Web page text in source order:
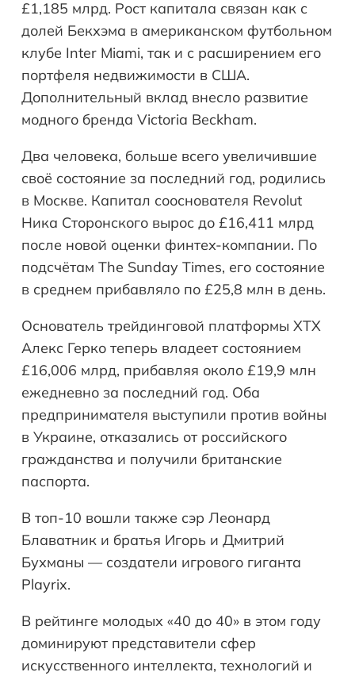
£1,185 млрд. Рост капитала связан как с
долей Бекхэма в американском футбольном
клубе Inter Miami, так и с расширением его
портфеля недвижимости в США.
Дополнительный вклад внесло развитие
модного бренда Victoria Beckham.
Два человека, больше всего увеличившие
своё состояние за последний год, родились
в Москве. Капитал сооснователя Revolut
Ника Сторонского вырос до £16,411 млрд
после новой оценки финтех-компании. По
подсчётам The Sunday Times, его состояние
в среднем прибавляло по £25,8 млн в день.
Основатель трейдинговой платформы XTX
Алекс Герко теперь владеет состоянием
£16,006 млрд, прибавляя около £19,9 млн
ежедневно за последний год. Оба
предпринимателя выступили против войны
в Украине, отказались от российского
гражданства и получили британские
паспорта.
В топ-10 вошли также сэр Леонард
Блаватник и братья Игорь и Дмитрий
Бухманы — создатели игрового гиганта
Playrix.
В рейтинге молодых «40 до 40» в этом году
доминируют представители сфер
искусственного интеллекта, технологий и